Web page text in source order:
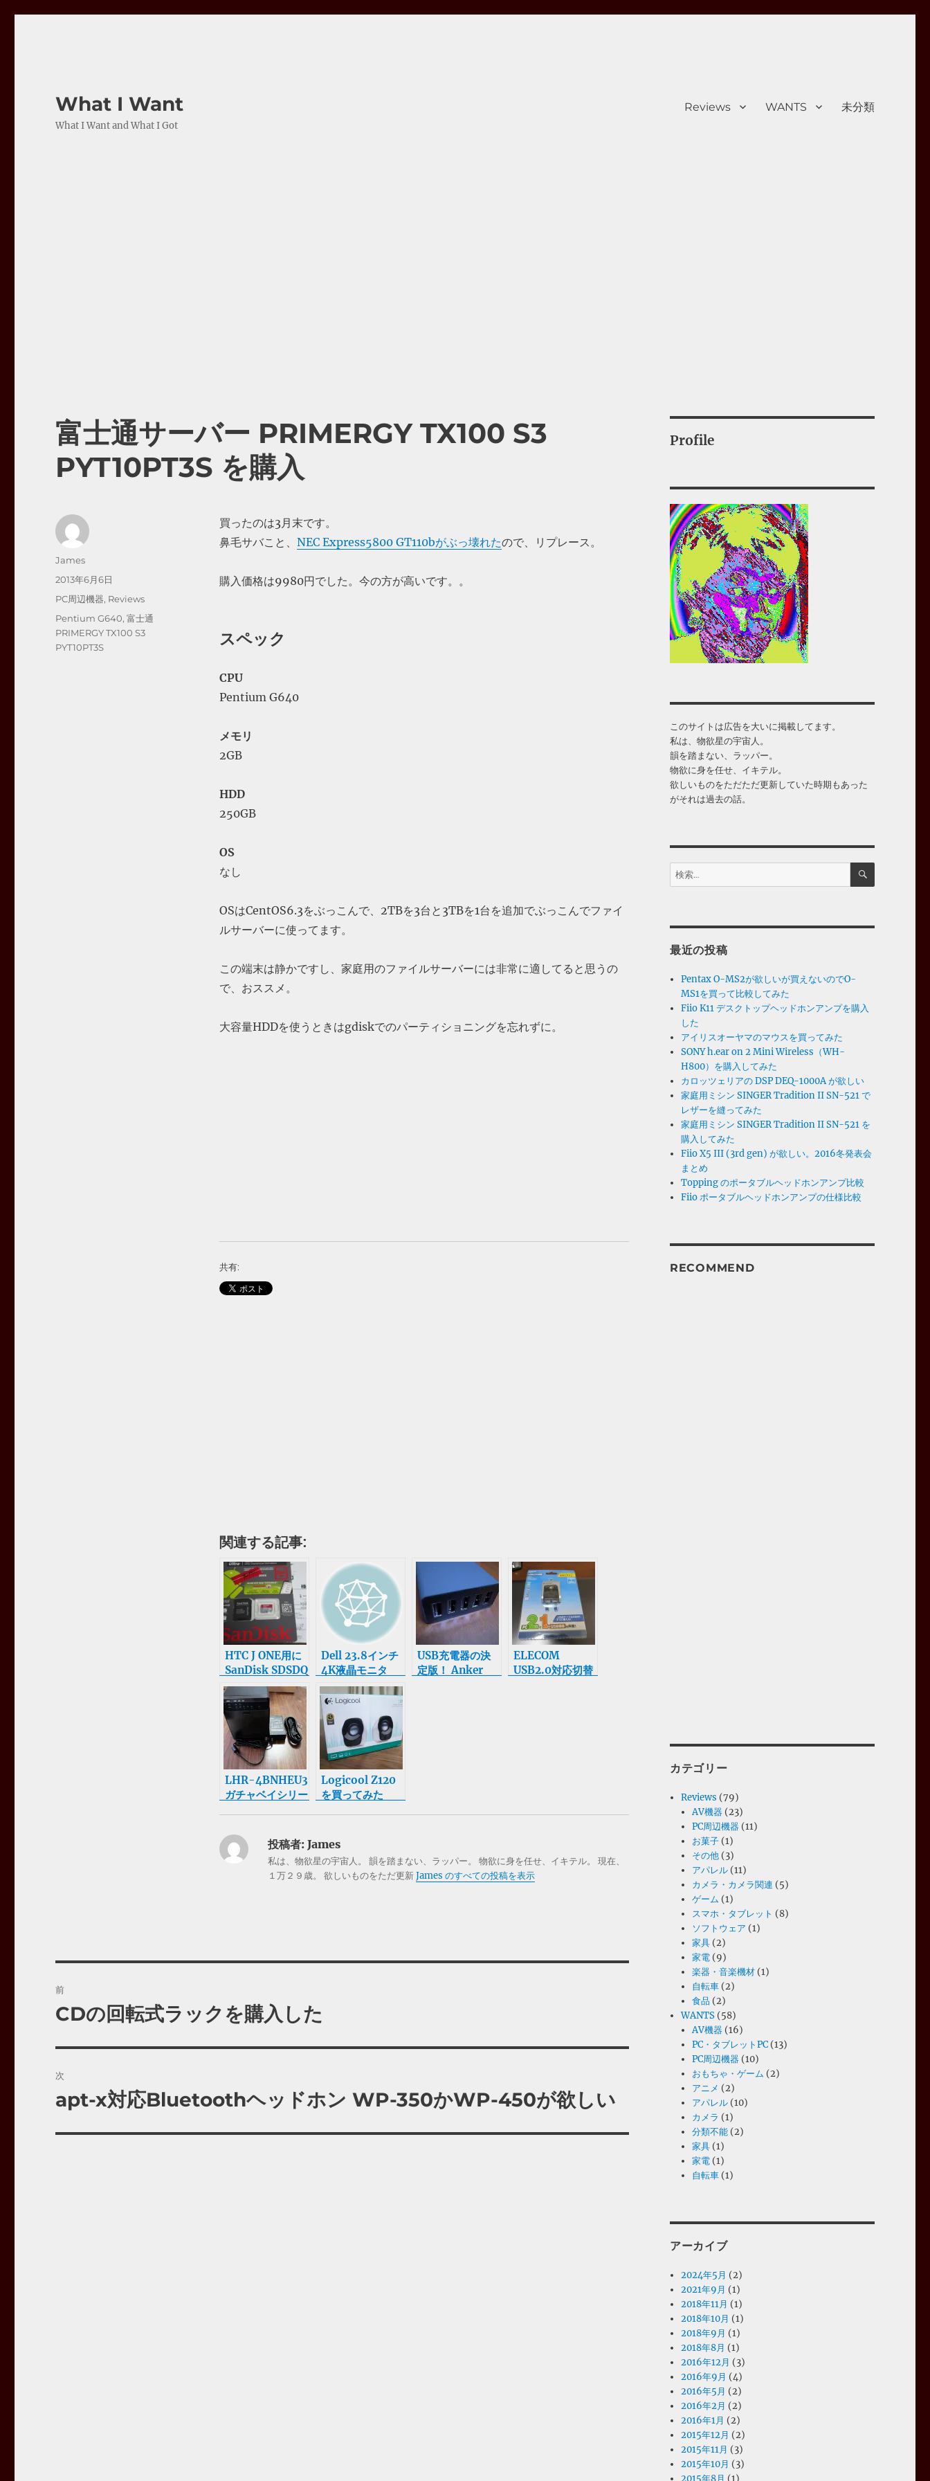
What I Want
What I Want and What I Got
Reviews WANTS 未分類
富士通サーバー PRIMERGY TX100 S3
PYT10PT3S を購入
買ったのは3月末です。
鼻毛サバこと、 NEC Express5800 GT110bがぶっ壊れたので、リプレース。
購入価格は9980円でした。今の方が高いです。。
スペック
CPU
Pentium G640
メモリ
2GB
HDD
250GB
OS
なし
OSはCentOS6.3をぶっこんで、2TBを3台と3TBを1台を追加でぶっこんでファイ
ルサーバーに使ってます。
この端末は静かですし、家庭用のファイルサーバーには非常に適してると思うの
で、おススメ。
大容量HDDを使うときはgdiskでのパーティショニングを忘れずに。
共有:
関連する記事:
HTC J ONE用に
SanDisk SDSDQ
UA-064G-
U46A を購入
Dell 23.8インチ
4K液晶モニタ
UP2414Q 4K
IPS
PremierColor搭
載 が気になる
USB充電器の決
定版！ Anker
ELECOM
USB2.0対応切替
LHR-4BNHEU3
ガチャベイシリー
を購入
Logicool Z120
を買ってみた
投稿者:James
私は、物欲星の宇宙人。 韻を踏まない、ラッパー。 物欲に身を任せ、イキテル。 現在、
１万２９歳。 欲しいものをただ更新 James のすべての投稿を表示
投
James
投
2013年6月6日
カ
PC周辺機器, Reviews
タ
グ
Pentium G640,富士通
PRIMERGY TX100 S3
PYT10PT3S
稿
ゲ
前
前
投
稿:
CDの回転式ラックを購入した
次
次
投
apt-x対応Bluetoothヘッドホン WP-350かWP-450が欲しい
Profile
このサイトは広告を大いに掲載してます。
私は、物欲星の宇宙人。
韻を踏まない、ラッパー。
物欲に身を任せ、イキテル。
欲しいものをただただ更新していた時期もあった
がそれは過去の話。
検
索:
検
最近の投稿
Pentax O-MS2が欲しいが買えないのでO-
MS1を買って比較してみた
Fiio K11 デスクトップヘッドホンアンプを購入
した
アイリスオーヤマのマウスを買ってみた
SONY h.ear on 2 Mini Wireless（WH-
H800）を購入してみた
カロッツェリアの DSP DEQ-1000A が欲しい
家庭用ミシン SINGER Tradition II SN-521 で
レザーを縫ってみた
家庭用ミシン SINGER Tradition II SN-521 を
購入してみた
Fiio X5 III (3rd gen) が欲しい。2016冬発表会
まとめ
Topping のポータブルヘッドホンアンプ比較
Fiio ポータブルヘッドホンアンプの仕様比較
RECOMMEND
カテゴリー
Reviews (79)
AV機器 (23)
PC周辺機器 (11)
お菓子 (1)
その他 (3)
アパレル (11)
カメラ・カメラ関連 (5)
ゲーム (1)
スマホ・タブレット (8)
ソフトウェア (1)
家具 (2)
家電 (9)
楽器・音楽機材 (1)
自転車 (2)
食品 (2)
WANTS (58)
AV機器 (16)
PC・タブレットPC (13)
PC周辺機器 (10)
おもちゃ・ゲーム (2)
アニメ (2)
アパレル (10)
カメラ (1)
分類不能 (2)
家具 (1)
家電 (1)
自転車 (1)
アーカイブ
2024年5月 (2)
2021年9月 (1)
2018年11月 (1)
2018年10月 (1)
2018年9月 (1)
2018年8月 (1)
2016年12月 (3)
2016年9月 (4)
2016年5月 (2)
2016年2月 (2)
2016年1月 (2)
2015年12月 (2)
2015年11月 (3)
2015年10月 (3)
2015年8月 (1)